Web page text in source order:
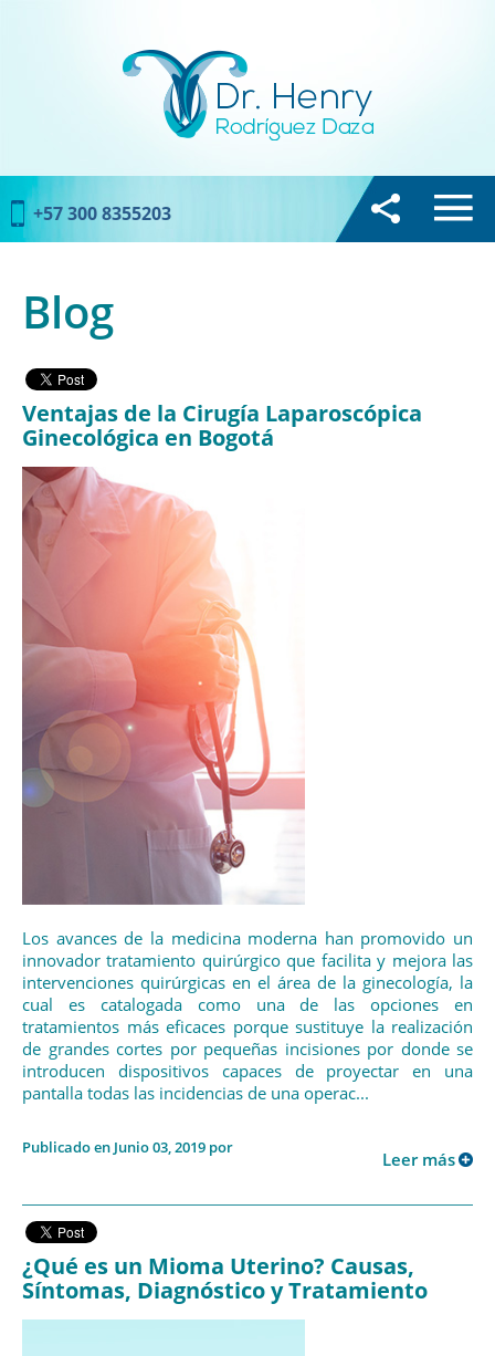
+57 300 8355203
Blog
Ventajas de la Cirugía Laparoscópica
Ginecológica en Bogotá
Los avances de la medicina moderna han promovido un
innovador tratamiento quirúrgico que facilita y mejora las
intervenciones quirúrgicas en el área de la ginecología, la
cual es catalogada como una de las opciones en
tratamientos más eficaces porque sustituye la realización
de grandes cortes por pequeñas incisiones por donde se
introducen dispositivos capaces de proyectar en una
pantalla todas las incidencias de una operac...
Publicado en Junio 03, 2019 por
Leer más
¿Qué es un Mioma Uterino? Causas,
Síntomas, Diagnóstico y Tratamiento